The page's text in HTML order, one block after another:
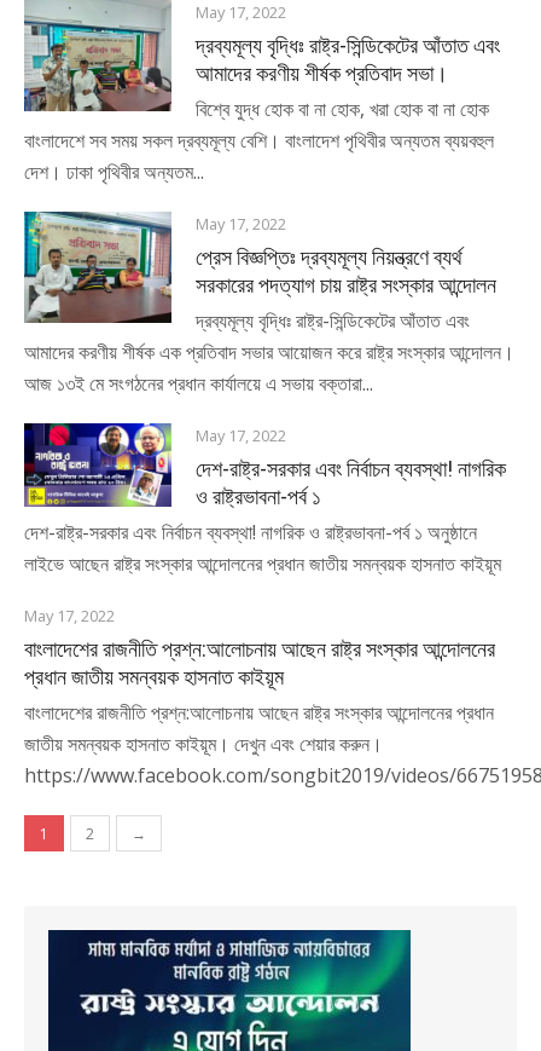
May 17, 2022
দ্রব্যমূল্য বৃদ্ধিঃ রাষ্ট্র-সিন্ডিকেটের আঁতাত এবং
আমাদের করণীয় শীর্ষক প্রতিবাদ সভা।
বিশ্বে যুদ্ধ হোক বা না হোক, খরা হোক বা না হোক
বাংলাদেশে সব সময় সকল দ্রব্যমূল্য বেশি। বাংলাদেশ পৃথিবীর অন্যতম ব্যয়বহুল
দেশ। ঢাকা পৃথিবীর অন্যতম...
May 17, 2022
প্রেস বিজ্ঞপ্তিঃ দ্রব্যমূল্য নিয়ন্ত্রণে ব্যর্থ
সরকারের পদত্যাগ চায় রাষ্ট্র সংস্কার আন্দোলন
দ্রব্যমূল্য বৃদ্ধিঃ রাষ্ট্র-সিন্ডিকেটের আঁতাত এবং
আমাদের করণীয় শীর্ষক এক প্রতিবাদ সভার আয়োজন করে রাষ্ট্র সংস্কার আন্দোলন।
আজ ১৩ই মে সংগঠনের প্রধান কার্যালয়ে এ সভায় বক্তারা...
May 17, 2022
দেশ-রাষ্ট্র-সরকার এবং নির্বাচন ব্যবস্থা! নাগরিক
ও রাষ্ট্রভাবনা-পর্ব ১
দেশ-রাষ্ট্র-সরকার এবং নির্বাচন ব্যবস্থা! নাগরিক ও রাষ্ট্রভাবনা-পর্ব ১ অনুষ্ঠানে
লাইভে আছেন রাষ্ট্র সংস্কার আন্দোলনের প্রধান জাতীয় সমন্বয়ক হাসনাত কাইয়ূম
May 17, 2022
বাংলাদেশের রাজনীতি প্রশ্ন:আলোচনায় আছেন রাষ্ট্র সংস্কার আন্দোলনের
প্রধান জাতীয় সমন্বয়ক হাসনাত কাইয়ূম
বাংলাদেশের রাজনীতি প্রশ্ন:আলোচনায় আছেন রাষ্ট্র সংস্কার আন্দোলনের প্রধান
জাতীয় সমন্বয়ক হাসনাত কাইয়ূম। দেখুন এবং শেয়ার করুন।
https://www.facebook.com/songbit2019/videos/
Posts navigation
1 2 →